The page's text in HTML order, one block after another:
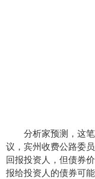
分析家预测，这笔
议，宾州收费公路委
回报投资人，但债券
报给投资人的债券可